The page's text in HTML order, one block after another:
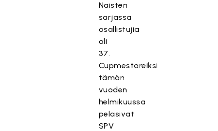
Naisten
sarjassa
osallistujia
oli
37.
Cupmestareiksi
tämän
vuoden
helmikuussa
pelasivat
SPV